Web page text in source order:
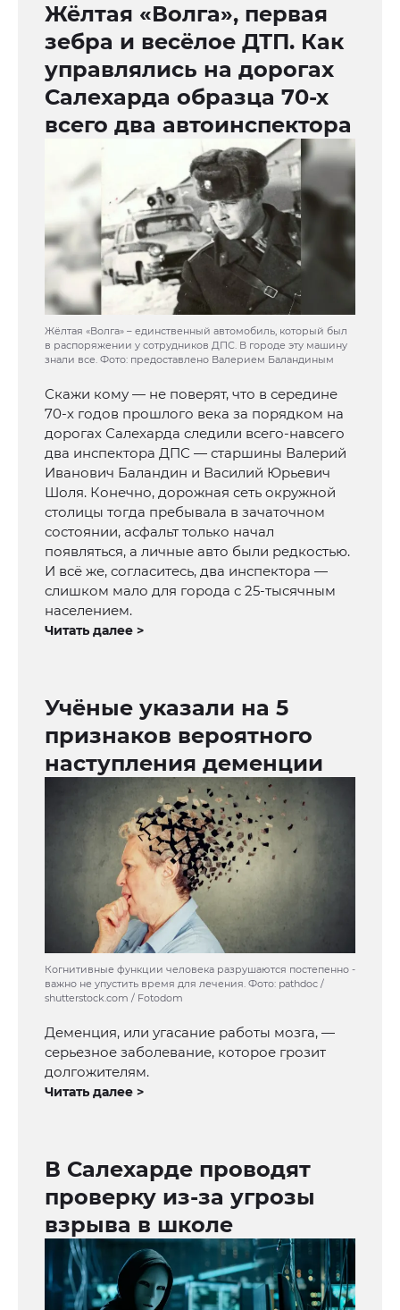
Жёлтая «Волга», первая
зебра и весёлое ДТП. Как
управлялись на дорогах
Салехарда образца 70-х
всего два автоинспектора
Жёлтая «Волга» – единственный автомобиль, который был
в распоряжении у сотрудников ДПС. В городе эту машину
знали все. Фото: предоставлено Валерием Баландиным
Скажи кому — не поверят, что в середине
70-х годов прошлого века за порядком на
дорогах Салехарда следили всего-навсего
два инспектора ДПС — старшины Валерий
Иванович Баландин и Василий Юрьевич
Шоля. Конечно, дорожная сеть окружной
столицы тогда пребывала в зачаточном
состоянии, асфальт только начал
появляться, а личные авто были редкостью.
И всё же, согласитесь, два инспектора —
слишком мало для города с 25-тысячным
населением.
Читать далее >
Учёные указали на 5
признаков вероятного
наступления деменции
Когнитивные функции человека разрушаются постепенно -
важно не упустить время для лечения. Фото: pathdoc /
shutterstock.com / Fotodom
Деменция, или угасание работы мозга, —
серьезное заболевание, которое грозит
долгожителям.
Читать далее >
В Салехарде проводят
проверку из-за угрозы
взрыва в школе